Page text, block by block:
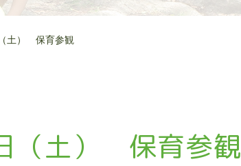
土） 保育参観
（土） 保育参観